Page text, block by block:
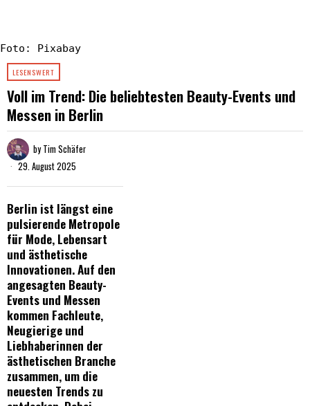
Foto: Pixabay
LESENSWERT
Voll im Trend: Die beliebtesten Beauty-Events und
Messen in Berlin
byTim Schäfer
29. August 2025
Berlin ist längst eine
pulsierende Metropole
für Mode, Lebensart
und ästhetische
Innovationen. Auf den
angesagten Beauty-
Events und Messen
kommen Fachleute,
Neugierige und
Liebhaberinnen der
ästhetischen Branche
zusammen, um die
neuesten Trends zu